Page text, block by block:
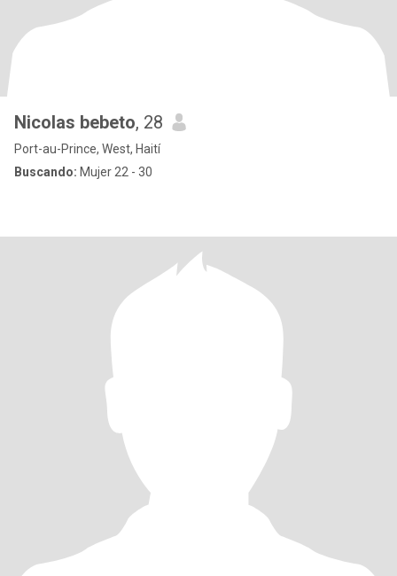
Nicolas bebeto, 28
Port-au-Prince, West, Haití
Buscando: Mujer 22 - 30